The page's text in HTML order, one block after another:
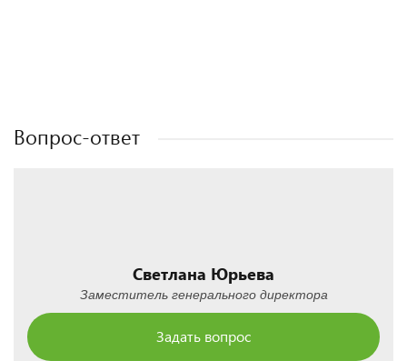
Вопрос-ответ
Светлана Юрьева
Заместитель генерального директора
Задать вопрос